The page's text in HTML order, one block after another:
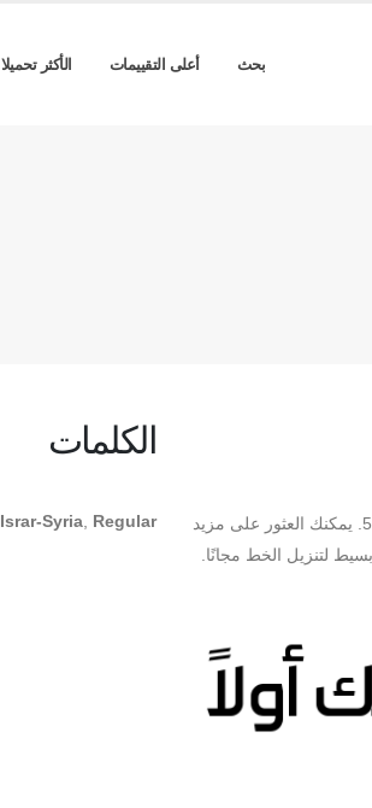
بحث أعلى التقييمات الأكثر تحميلا
** Israr-Syria Regular ** هو Regular TrueType تم تنزيله 42 مرة. قيمه 0 من المستخدمين 0.0 من 5. يمكنك العثور على مزيد
الكلمات
Israr-Syria Regular